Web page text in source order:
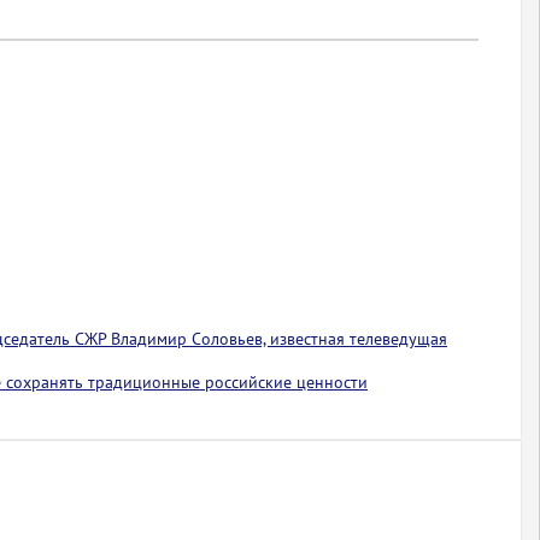
СЖР Владимир Соловьев, известная телеведущая
традиционные российские ценности